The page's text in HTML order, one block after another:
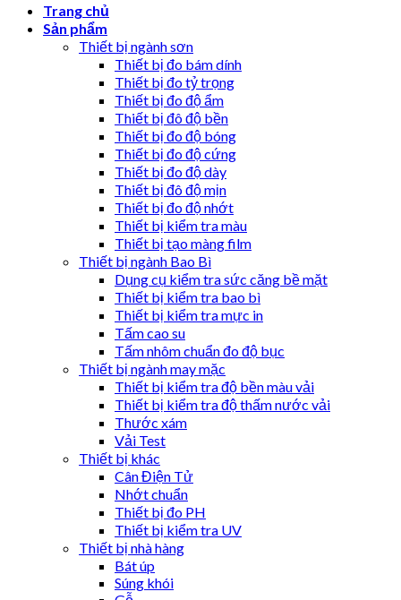
Trang chủ
Sản phẩm
Thiết bị ngành sơn
Thiết bị đo bám dính
Thiết bị đo tỷ trọng
Thiết bị đo độ ẩm
Thiết bị đô độ bền
Thiết bị đo độ bóng
Thiết bị đo độ cứng
Thiết bị đo độ dày
Thiết bị đô độ mịn
Thiết bị đo độ nhớt
Thiết bị kiểm tra màu
Thiết bị tạo màng film
Thiết bị ngành Bao Bì
Dụng cụ kiểm tra sức căng bề mặt
Thiết bị kiểm tra bao bì
Thiết bị kiểm tra mực in
Tấm cao su
Tấm nhôm chuẩn đo độ bục
Thiết bị ngành may mặc
Thiết bị kiểm tra độ bền màu vải
Thiết bị kiểm tra độ thấm nước vải
Thước xám
Vải Test
Thiết bị khác
Cân Điện Tử
Nhớt chuẩn
Thiết bị đo PH
Thiết bị kiểm tra UV
Thiết bị nhà hàng
Bát úp
Súng khói